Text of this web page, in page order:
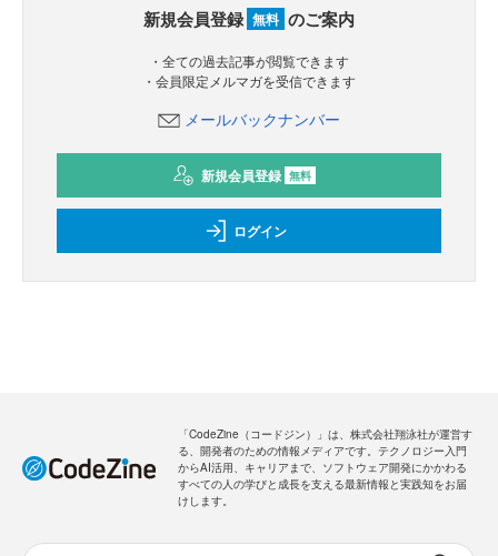
新規会員登録 無料 のご案内
・全ての過去記事が閲覧できます
・会員限定メルマガを受信できます
メールバックナンバー
新規会員登録 無料
ログイン
「CodeZine（コードジン）」は、株式会社翔泳社が運営す
る、開発者のための情報メディアです。テクノロジー入門
からAI活用、キャリアまで、ソフトウェア開発にかかわる
すべての人の学びと成長を支える最新情報と実践知をお届
けします。